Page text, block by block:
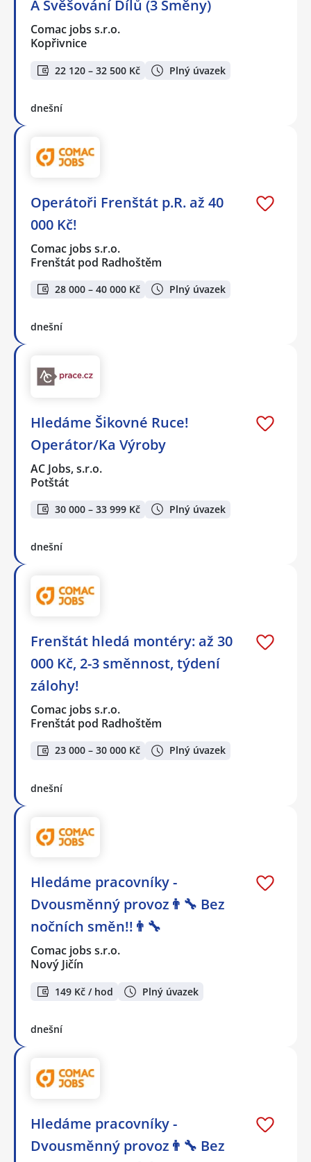
A Svěšování Dílů (3 Směny)
Comac jobs s.r.o.
Kopřivnice
22 120 – 32 500 Kč Plný úvazek
dnešní
Operátoři Frenštát p.R. až 40
000 Kč!
Comac jobs s.r.o.
Frenštát pod Radhoštěm
28 000 – 40 000 Kč Plný úvazek
dnešní
Hledáme Šikovné Ruce!
Operátor/Ka Výroby
AC Jobs, s.r.o.
Potštát
30 000 – 33 999 Kč Plný úvazek
dnešní
Frenštát hledá montéry: až 30
000 Kč, 2-3 směnnost, týdení
zálohy!
Comac jobs s.r.o.
Frenštát pod Radhoštěm
23 000 – 30 000 Kč Plný úvazek
dnešní
Hledáme pracovníky -
Dvousměnný provoz👨‍🔧 Bez
nočních směn!!👨‍🔧
Comac jobs s.r.o.
Nový Jičín
149 Kč / hod Plný úvazek
dnešní
Hledáme pracovníky -
Dvousměnný provoz👨‍🔧 Bez